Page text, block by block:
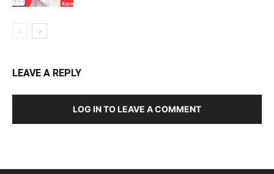
LEAVE A REPLY
LOG IN TO LEAVE A COMMENT